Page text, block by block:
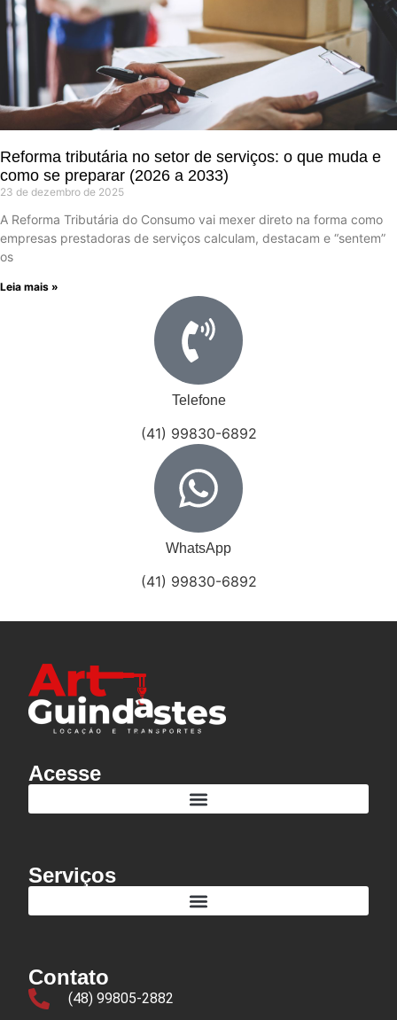
Reforma tributária no setor de serviços: o que muda e
como se preparar (2026 a 2033)
23 de dezembro de 2025
A Reforma Tributária do Consumo vai mexer direto na forma como
empresas prestadoras de serviços calculam, destacam e “sentem”
os
Leia mais »
Telefone
(41) 99830-6892
WhatsApp
(41) 99830-6892
Acesse
Serviços
Contato
(48) 99805-2882